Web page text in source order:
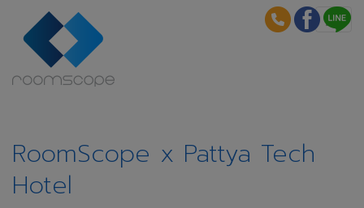
RoomScope x Pattya Tech
Hotel